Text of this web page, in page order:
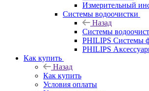
Измерительный
Системы водоочистки
Назад
Системы
PHILIPS Системы
PHILIPS
Как купить
Назад
Как купить
Условия оплаты